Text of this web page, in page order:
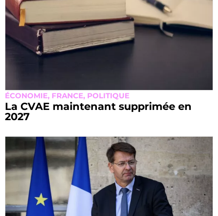
ÉCONOMIE, FRANCE, POLITIQUE
La CVAE maintenant supprimée en
2027